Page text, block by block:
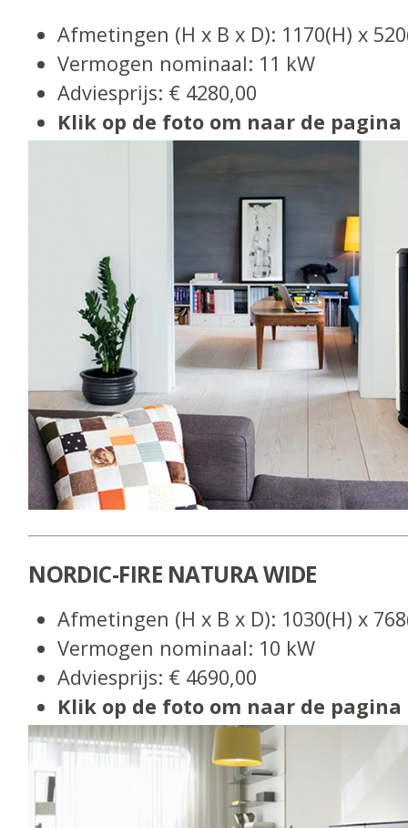
Afmetingen (H x B x D): 1170(H) x
Vermogen nominaal: 11 kW
Adviesprijs: € 4280,00
Klik op de foto om naar de
NORDIC-FIRE NATURA WIDE
Afmetingen (H x B x D): 1030(H) x
Vermogen nominaal: 10 kW
Adviesprijs: € 4690,00
Klik op de foto om naar de